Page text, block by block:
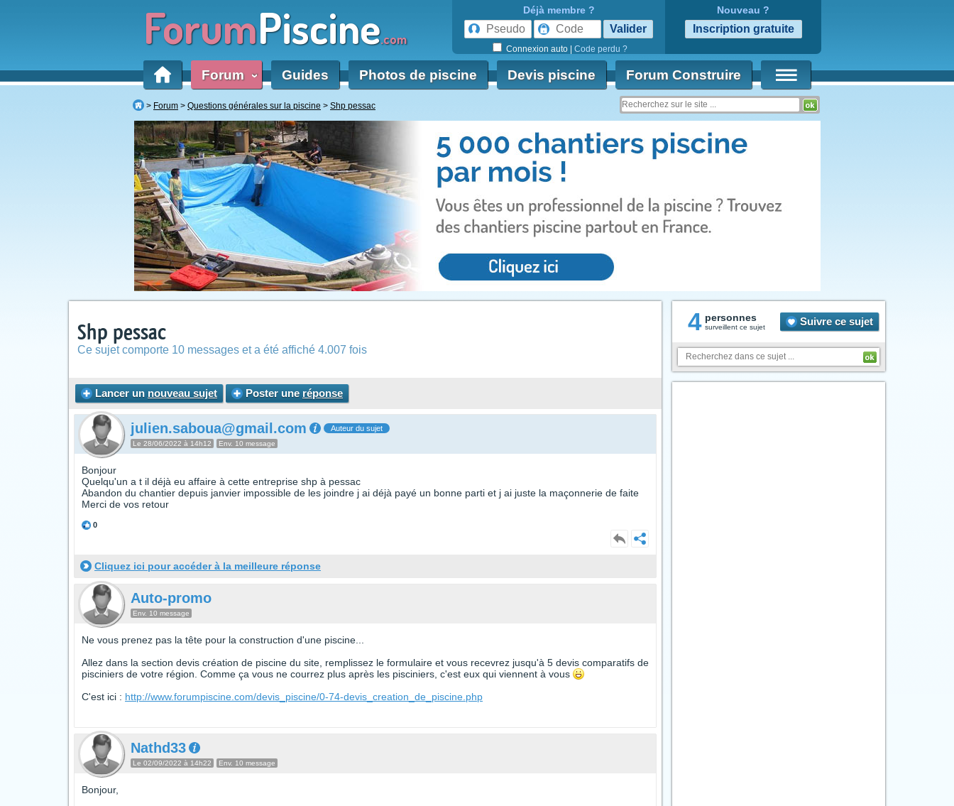
ForumPiscine.com
Déjà membre ?
Connexion auto Code perdu ?
Nouveau ?
Forum ‹ Guides Photos de piscine Devis piscine Forum Construire
Forum Questions générales sur la piscine Shp pessac
Shp pessac
Ce sujet comporte 10 messages et a été affiché 4.007 fois
Lancer un nouveau sujet Poster une réponse
julien.saboua@gmail.com Auteur du sujet
Le 28/06/2022 à 14h12 Env. 10 message
Bonjour
Quelqu'un a t il déjà eu affaire à cette entreprise shp à pessac
Abandon du chantier depuis janvier impossible de les joindre j ai déjà payé un bonne parti et j ai juste la maçonnerie de faite
Merci de vos retour
0
Cliquez ici pour accéder à la meilleure réponse
Auto-promo
Env. 10 message
Ne vous prenez pas la tête pour la construction d'une piscine...
Allez dans la section devis création de piscine du site, remplissez le formulaire et vous recevrez jusqu'à 5 devis comparatifs de
pisciniers de votre région. Comme ça vous ne courrez plus après les pisciniers, c'est eux qui viennent à vous
C'est ici : http://www.forumpiscine.com/devis_piscine/0-74-devis_creation_de_piscine.php
Nathd33
Le 02/09/2022 à 14h22 Env. 10 message
Bonjour,
4 personnes
surveillent ce sujet Suivre ce sujet